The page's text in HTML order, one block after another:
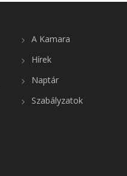
A Kamara
Hírek
Naptár
Szabályzatok